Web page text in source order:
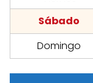
Sábado
Domingo